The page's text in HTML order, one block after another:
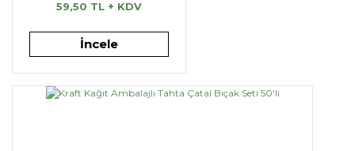
59,50 TL + KDV
İncele